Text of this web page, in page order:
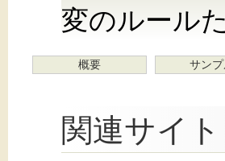
変のルール
概要 サン
関連サイト